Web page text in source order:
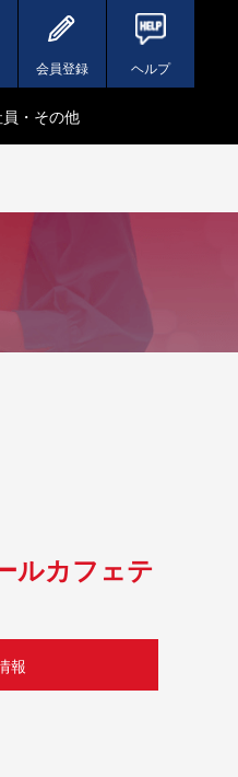
会員登録 ヘルプ
・その他
ルカフェテ
報